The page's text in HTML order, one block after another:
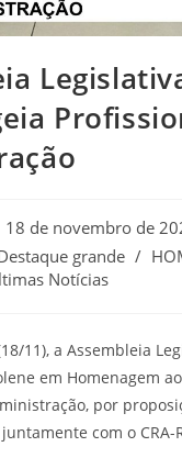
18 de novembro de
grande /
Notícias
11), a Assembleia
em Homenagem
por
com o CRA-